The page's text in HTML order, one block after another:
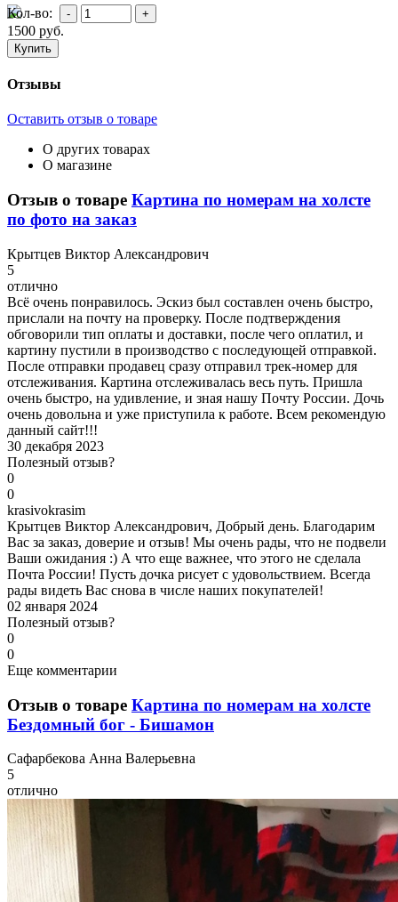
Кол-во:
1500 руб.
Отзывы
Оставить отзыв о товаре
О других товарах
О магазине
Отзыв о товаре Картина по номерам на холсте
по фото на заказ
Крытцев Виктор Александрович
5
отлично
Всё очень понравилось. Эскиз был составлен очень быстро,
прислали на почту на проверку. После подтверждения
обговорили тип оплаты и доставки, после чего оплатил, и
картину пустили в производство с последующей отправкой.
После отправки продавец сразу отправил трек-номер для
отслеживания. Картина отслеживалась весь путь. Пришла
очень быстро, на удивление, и зная нашу Почту России. Дочь
очень довольна и уже приступила к работе. Всем рекомендую
данный сайт!!!
30 декабря 2023
Полезный отзыв?
0
0
krasivokrasim
Крытцев Виктор Александрович, Добрый день. Благодарим
Вас за заказ, доверие и отзыв! Мы очень рады, что не подвели
Ваши ожидания :) А что еще важнее, что этого не сделала
Почта России! Пусть дочка рисует с удовольствием. Всегда
рады видеть Вас снова в числе наших покупателей!
02 января 2024
Полезный отзыв?
0
0
Еще комментарии
Отзыв о товаре Картина по номерам на холсте
Бездомный бог - Бишамон
Сафарбекова Анна Валерьевна
5
отлично